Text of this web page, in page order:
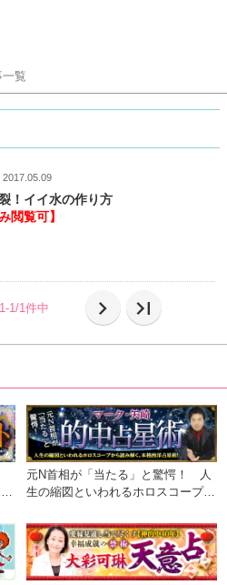
覧
2017.05.09
！イイ水の作り方
閲覧可】
1-1/1件中 chevron_right last_page
元N首相が「当たる」と驚愕！ 人
生の縮図といわれるホロスコープか